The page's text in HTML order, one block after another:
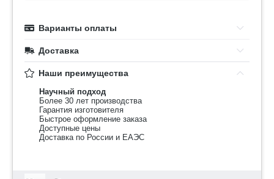
Варианты оплаты
Доставка
Наши преимущества
Научный подход
Более 30 лет производства
Гарантия изготовителя
Быстрое оформление заказа
Доступные цены
Доставка по России и ЕАЭС